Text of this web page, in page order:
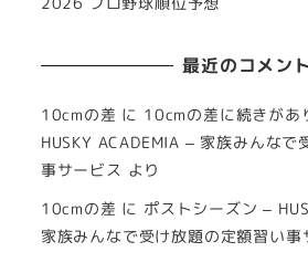
最近のコメン
10cmの差 に 10cmの差に続きがあ
HUSKY ACADEMIA – 家族みんなで
事サービス より
10cmの差 に ポストシーズン –
家族みんなで受け放題の定額習い事